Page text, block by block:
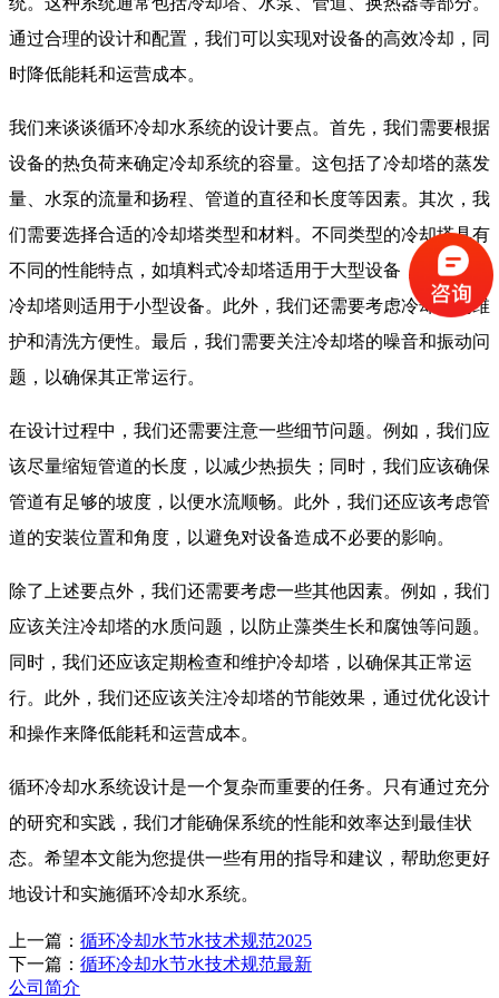
通过合理的设计和配置，我们可以实现对设备的高效冷却，同
时降低能耗和运营成本。
我们来谈谈循环冷却水系统的设计要点。首先，我们需要根据
设备的热负荷来确定冷却系统的容量。这包括了冷却塔的蒸发
量、水泵的流量和扬程、管道的直径和长度等因素。其次，我
们需要选择合适的冷却塔类型和材料。不同类型的冷却塔具有
不同的性能特点，如填料式冷却塔适用于大型设备，而逆流式
冷却塔则适用于小型设备。此外，我们还需要考虑冷却塔的维
护和清洗方便性。最后，我们需要关注冷却塔的噪音和振动问
题，以确保其正常运行。
在设计过程中，我们还需要注意一些细节问题。例如，我们应
该尽量缩短管道的长度，以减少热损失；同时，我们应该确保
管道有足够的坡度，以便水流顺畅。此外，我们还应该考虑管
道的安装位置和角度，以避免对设备造成不必要的影响。
除了上述要点外，我们还需要考虑一些其他因素。例如，我们
应该关注冷却塔的水质问题，以防止藻类生长和腐蚀等问题。
同时，我们还应该定期检查和维护冷却塔，以确保其正常运
行。此外，我们还应该关注冷却塔的节能效果，通过优化设计
和操作来降低能耗和运营成本。
循环冷却水系统设计是一个复杂而重要的任务。只有通过充分
的研究和实践，我们才能确保系统的性能和效率达到最佳状
态。希望本文能为您提供一些有用的指导和建议，帮助您更好
地设计和实施循环冷却水系统。
上一篇： 循环冷却水节水技术规范2025
下一篇： 循环冷却水节水技术规范最新
公司简介